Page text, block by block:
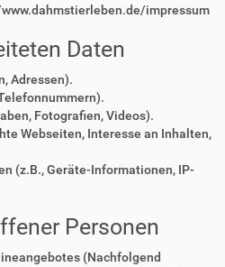
impressum
Daten
Adressen).
Fotografien, Videos).
Webseiten, Interesse an Inhalten,
(z.B., Geräte-Informationen, IP-
Personen
(Nachfolgend